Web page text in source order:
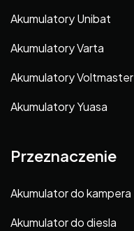
Akumulatory Unibat
Akumulatory Varta
Akumulatory Voltmaster
Akumulatory Yuasa
Przeznaczenie
Akumulator do kampera
Akumulator do diesla